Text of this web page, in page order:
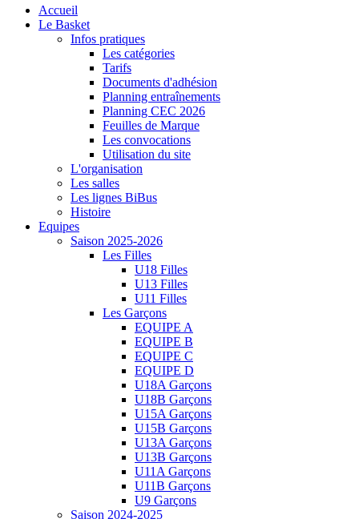
Accueil
Le Basket
Infos pratiques
Les catégories
Tarifs
Documents d'adhésion
Planning entraînements
Planning CEC 2026
Feuilles de Marque
Les convocations
Utilisation du site
L'organisation
Les salles
Les lignes BiBus
Histoire
Equipes
Saison 2025-2026
Les Filles
U18 Filles
U13 Filles
U11 Filles
Les Garçons
EQUIPE A
EQUIPE B
EQUIPE C
EQUIPE D
U18A Garçons
U18B Garçons
U15A Garçons
U15B Garçons
U13A Garçons
U13B Garçons
U11A Garçons
U11B Garçons
U9 Garçons
Saison 2024-2025